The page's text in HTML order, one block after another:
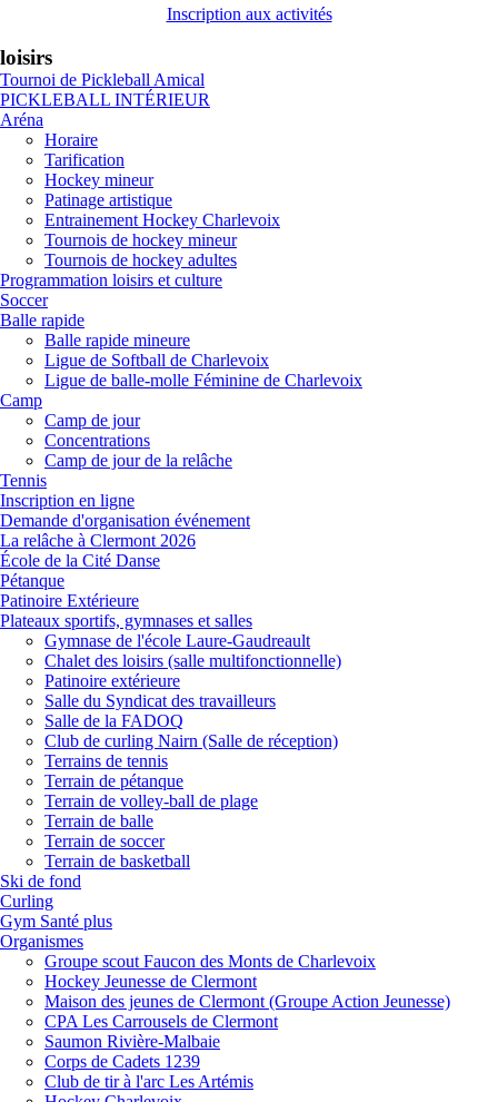
Inscription aux activités
loisirs
Tournoi de Pickleball Amical
PICKLEBALL INTÉRIEUR
Aréna
Horaire
Tarification
Hockey mineur
Patinage artistique
Entrainement Hockey Charlevoix
Tournois de hockey mineur
Tournois de hockey adultes
Programmation loisirs et culture
Soccer
Balle rapide
Balle rapide mineure
Ligue de Softball de Charlevoix
Ligue de balle-molle Féminine de Charlevoix
Camp
Camp de jour
Concentrations
Camp de jour de la relâche
Tennis
Inscription en ligne
Demande d'organisation événement
La relâche à Clermont 2026
École de la Cité Danse
Pétanque
Patinoire Extérieure
Plateaux sportifs, gymnases et salles
Gymnase de l'école Laure-Gaudreault
Chalet des loisirs (salle multifonctionnelle)
Patinoire extérieure
Salle du Syndicat des travailleurs
Salle de la FADOQ
Club de curling Nairn (Salle de réception)
Terrains de tennis
Terrain de pétanque
Terrain de volley-ball de plage
Terrain de balle
Terrain de soccer
Terrain de basketball
Ski de fond
Curling
Gym Santé plus
Organismes
Groupe scout Faucon des Monts de Charlevoix
Hockey Jeunesse de Clermont
Maison des jeunes de Clermont (Groupe Action Jeunesse)
CPA Les Carrousels de Clermont
Saumon Rivière-Malbaie
Corps de Cadets 1239
Club de tir à l'arc Les Artémis